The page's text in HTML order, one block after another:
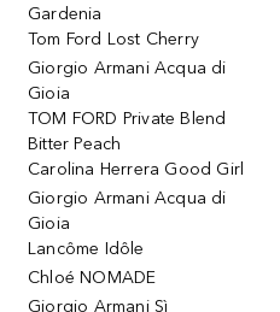
Gardenia
Tom Ford Lost Cherry
Giorgio Armani Acqua di
Gioia
TOM FORD Private Blend
Bitter Peach
Carolina Herrera Good Girl
Giorgio Armani Acqua di
Gioia
Lancôme Idôle
Chloé NOMADE
Giorgio Armani Sì